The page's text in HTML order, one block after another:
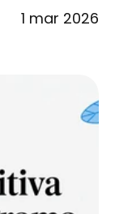
1 mar 2026